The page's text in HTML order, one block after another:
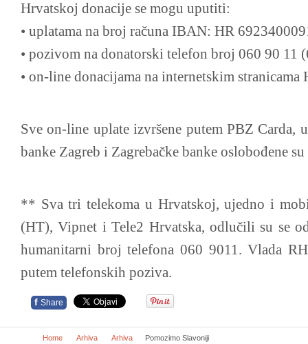
Hrvatskoj donacije se mogu uputiti:
• uplatama na broj računa IBAN: HR
• pozivom na donatorski telefon broj 060 90
• on-line donacijama na internetskim
Sve on-line uplate izvršene putem PBZ Carda,
banke Zagreb i Zagrebačke banke oslobođene
** Sva tri telekoma u Hrvatskoj, ujedno i
(HT), Vipnet i Tele2 Hrvatska, odlučili su se
humanitarni broj telefona 060 9011. Vlada
putem telefonskih poziva.
f Share
Home Arhiva Arhiva Pomozimo Slavoniji